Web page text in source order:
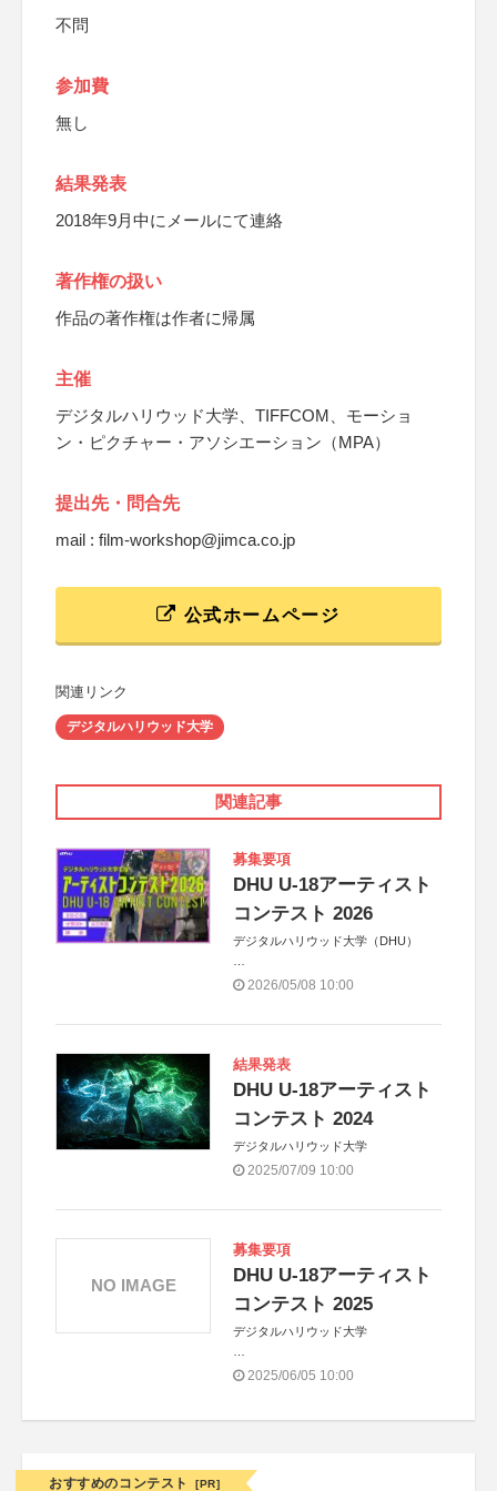
不問
参加費
無し
結果発表
2018年9月中にメールにて連絡
著作権の扱い
作品の著作権は作者に帰属
主催
デジタルハリウッド大学、TIFFCOM、モーショ
ン・ピクチャー・アソシエーション（MPA）
提出先・問合先
mail : film-workshop@jimca.co.jp
公式ホームページ
関連リンク
デジタルハリウッド大学
関連記事
募集要項
DHU U-18アーティスト
コンテスト 2026
デジタルハリウッド大学（DHU）
協賛2026/05/08 10:00
結果発表
DHU U-18アーティスト
コンテスト 2024
デジタルハリウッド大学
2025/07/09 10:00
募集要項
DHU U-18アーティスト
コンテスト 2025
デジタルハリウッド大学
協賛2025/06/05 10:00
NO IMAGE
おすすめのコンテスト [PR]